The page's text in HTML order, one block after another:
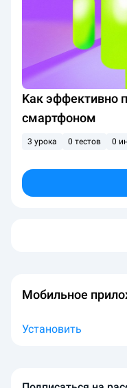
Kак эффективно
смартфоном
3 урока 0 тестов 0
Мобильное
Установить